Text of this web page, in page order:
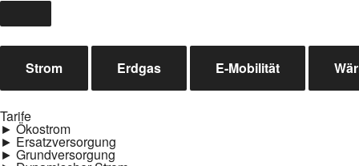
Strom Erdgas E-Mobilität
Tarife
► Ökostrom
► Ersatzversorgung
► Grundversorgung